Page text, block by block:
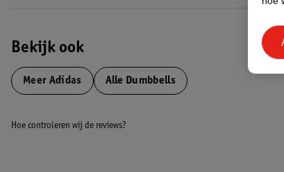
Bekijk ook
Meer Adidas Alle Dumbbells
Hoe controleren wij de reviews?